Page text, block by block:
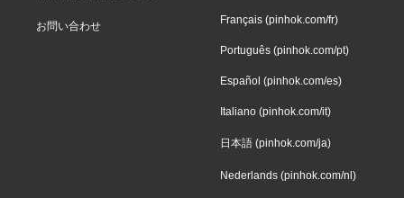
お問い合わせ Français (pinhok.com/fr)
Português (pinhok.com/pt)
Español (pinhok.com/es)
Italiano (pinhok.com/it)
日本語 (pinhok.com/ja)
Nederlands (pinhok.com/nl)